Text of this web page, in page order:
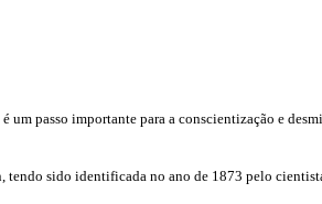
um passo importante para a conscientização e
sido identificada no ano de 1873 pelo